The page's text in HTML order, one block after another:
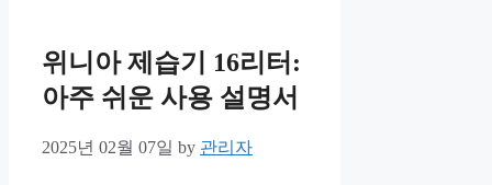
위니아 제습기 16리터:
아주 쉬운 사용 설명서
2025년 02월 07일 by 관리자